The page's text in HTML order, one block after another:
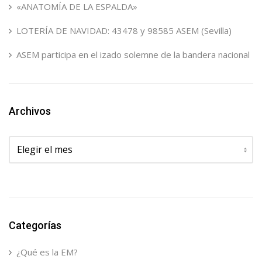
«ANATOMÍA DE LA ESPALDA»
LOTERÍA DE NAVIDAD: 43478 y 98585 ASEM (Sevilla)
ASEM participa en el izado solemne de la bandera nacional
Archivos
Archivos
Categorías
¿Qué es la EM?